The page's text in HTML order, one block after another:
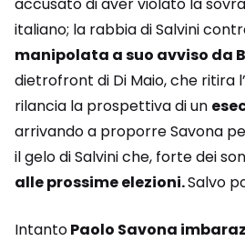
italiano; la rabbia di Salvini
manipolata a suo avviso da
dietrofront di Di Maio, che ritira
rilancia la prospettiva di un
arrivando a proporre Savona
il gelo di Salvini che, forte dei
alle prossime elezioni.Salvo
IntantoPaolo Savona